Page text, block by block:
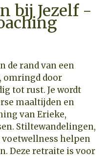
bij Jezelf -
de rand van een
omringd door
tot rust. Je wordt
maaltijden en
van Erieke,
Stiltewandelingen,
helpen
Deze retraite is voor